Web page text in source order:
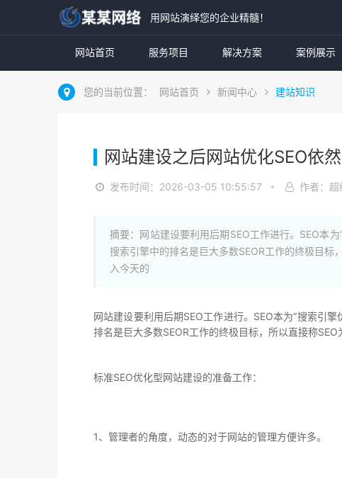
用网站演绎您的企业精髓！
网站首页 服务项目 解决方案 案例展示
您的当前位置： 网站首页 新闻中心 建站知识
网站建设之后网站优化SEO依
发布时间：2026-03-05 10:55:57 作者：超
摘要：网站建设要利用后期SEO工作进行。SEO本
搜索引擎中的排名是巨大多数SEOR工作的终极目标
入今天的
网站建设要利用后期SEO工作进行。SEO本为“搜索引
排名是巨大多数SEOR工作的终极目标，所以直接称
标准SEO优化型网站建设的准备工作：
1、管理者的角度，动态的对于网站的管理方便许多。